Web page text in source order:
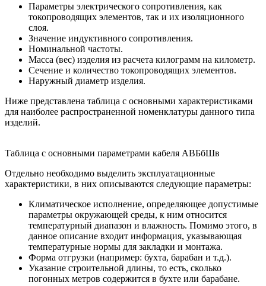
Параметры электрического сопротивления, как
токопроводящих элементов, так и их изоляционного
слоя.
Значение индуктивного сопротивления.
Номинальной частоты.
Масса (вес) изделия из расчета килограмм на километр.
Сечение и количество токопроводящих элементов.
Наружный диаметр изделия.
Ниже представлена таблица с основными характеристиками
для наиболее распространенной номенклатуры данного типа
изделий.
Таблица с основными параметрами кабеля АВБбШв
Отдельно необходимо выделить эксплуатационные
характеристики, в них описываются следующие параметры:
Климатическое исполнение, определяющее допустимые
параметры окружающей среды, к ним относится
температурный диапазон и влажность. Помимо этого, в
данное описание входит информация, указывающая
температурные нормы для закладки и монтажа.
Форма отгрузки (например: бухта, барабан и т.д.).
Указание строительной длины, то есть, сколько
погонных метров содержится в бухте или барабане.